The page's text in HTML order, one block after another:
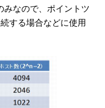
みなので、ポイントツ
する場合などに使用